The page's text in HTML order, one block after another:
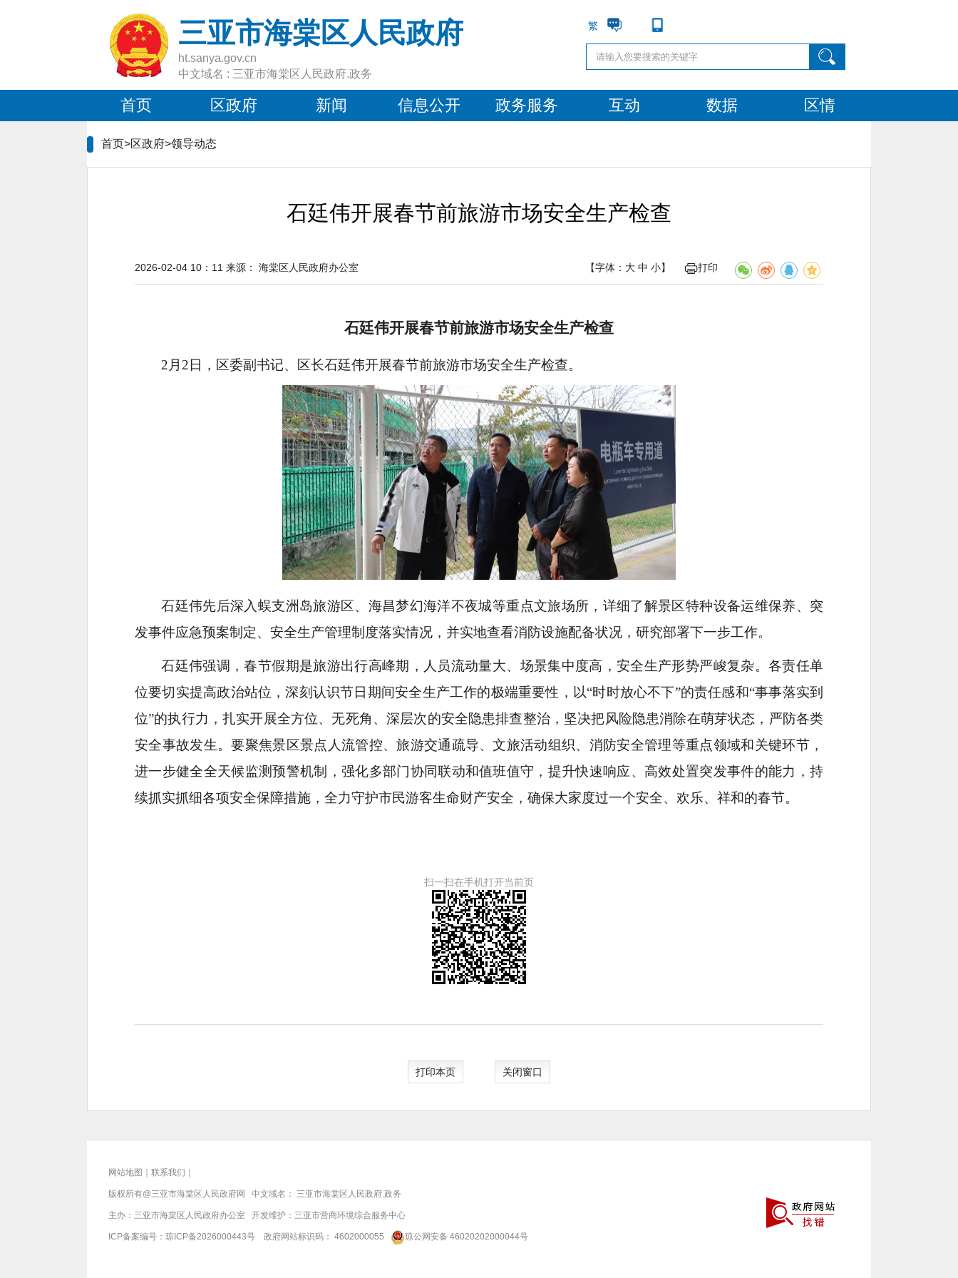
三亚市海棠区人民政府
ht.sanya.gov.cn
中文域名 : 三亚市海棠区人民政府.政务
繁
首页 区政府 新闻 信息公开 政务服务 互动 数据 区情
首页>区政府>领导动态
石廷伟开展春节前旅游市场安全生产检查
【字体： 大 中 小】 打印
2026-02-04 10：11 来源： 海棠区人民政府办公室
石廷伟开展春节前旅游市场安全生产检查
2月2日，区委副书记、区长石廷伟开展春节前旅游市场安全生产检查。
石廷伟先后深入蜈支洲岛旅游区、海昌梦幻海洋不夜城等重点文旅场所，详细了解景区特种设备运维保养、突
发事件应急预案制定、安全生产管理制度落实情况，并实地查看消防设施配备状况，研究部署下一步工作。
石廷伟强调，春节假期是旅游出行高峰期，人员流动量大、场景集中度高，安全生产形势严峻复杂。各责任单
位要切实提高政治站位，深刻认识节日期间安全生产工作的极端重要性，以“时时放心不下”的责任感和“事事落实到
位”的执行力，扎实开展全方位、无死角、深层次的安全隐患排查整治，坚决把风险隐患消除在萌芽状态，严防各类
安全事故发生。要聚焦景区景点人流管控、旅游交通疏导、文旅活动组织、消防安全管理等重点领域和关键环节，
进一步健全全天候监测预警机制，强化多部门协同联动和值班值守，提升快速响应、高效处置突发事件的能力，持
续抓实抓细各项安全保障措施，全力守护市民游客生命财产安全，确保大家度过一个安全、欢乐、祥和的春节。
扫一扫在手机打开当前页
打印本页 关闭窗口
网站地图 联系我们
版权所有@三亚市海棠区人民政府网 中文域名： 三亚市海棠区人民政府.政务
主办：三亚市海棠区人民政府办公室 开发维护：三亚市营商环境综合服务中心
ICP备案编号： 琼ICP备2026000443号 政府网站标识码： 4602000055 琼公网安备 46020202000044号